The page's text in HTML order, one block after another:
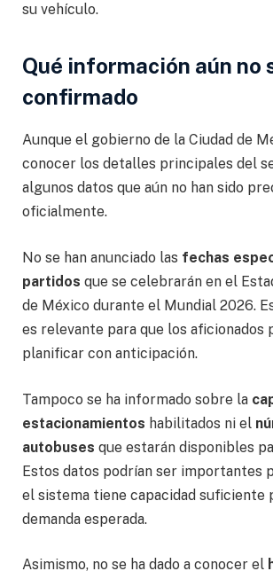
su vehículo.
Qué información aún no
confirmado
Aunque el gobierno de la Ciudad de
conocer los detalles principales del
algunos datos que aún no han sido
oficialmente.
No se han anunciado las fechas
partidos que se celebrarán en el
de México durante el Mundial 2026.
es relevante para que los aficionados
planificar con anticipación.
Tampoco se ha informado sobre la
estacionamientos habilitados ni el
autobuses que estarán disponibles
Estos datos podrían ser importantes
el sistema tiene capacidad suficiente
demanda esperada.
Asimismo, no se ha dado a conocer el